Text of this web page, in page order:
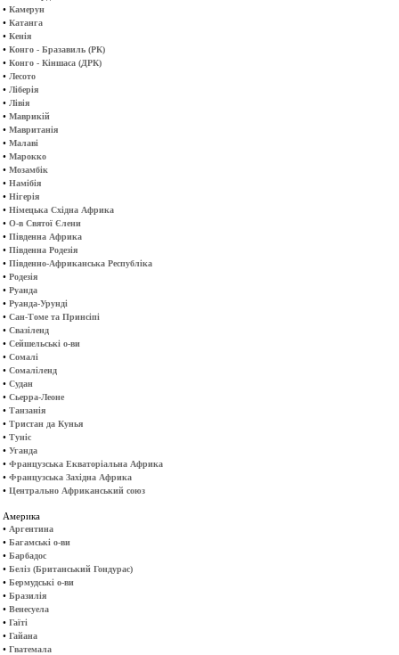
• Камерун
• Катанга
• Кенія
• Конго - Бразавиль (РК)
• Конго - Кіншаса (ДРК)
• Лесото
• Ліберія
• Лівія
• Маврикій
• Мавританія
• Малаві
• Марокко
• Мозамбік
• Намібія
• Нігерія
• Німецька Східна Африка
• О-в Святої Єлени
• Південна Африка
• Південна Родезія
• Південно-Африканська Республіка
• Родезія
• Руанда
• Руанда-Урунді
• Сан-Томе та Принсіпі
• Свазіленд
• Сейшельські о-ви
• Сомалі
• Сомаліленд
• Судан
• Сьерра-Леоне
• Танзанія
• Тристан да Кунья
• Туніс
• Уганда
• Французська Екваторіальна Африка
• Французська Західна Африка
• Центрально Африканський союз
Америка
• Аргентина
• Багамські о-ви
• Барбадос
• Беліз (Британський Гондурас)
• Бермудські о-ви
• Бразилія
• Венесуела
• Гаїті
• Гайана
• Гватемала